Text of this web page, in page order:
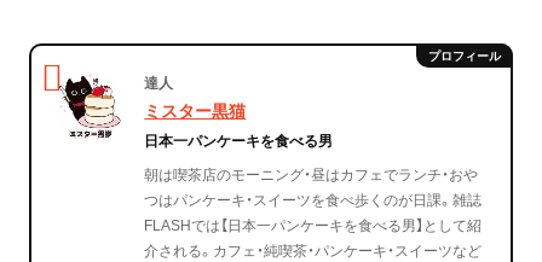
達人
ミスター黒猫
日本一パンケーキを食べる男
朝は喫茶店のモーニング・昼はカフェでランチ・おや
つはパンケーキ・スイーツを食べ歩くのが日課。雑誌
FLASHでは【日本一パンケーキを食べる男】として紹
介される。カフェ・純喫茶・パンケーキ・スイーツなど